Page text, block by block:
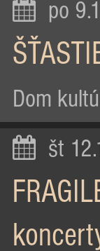
po
Dom
št